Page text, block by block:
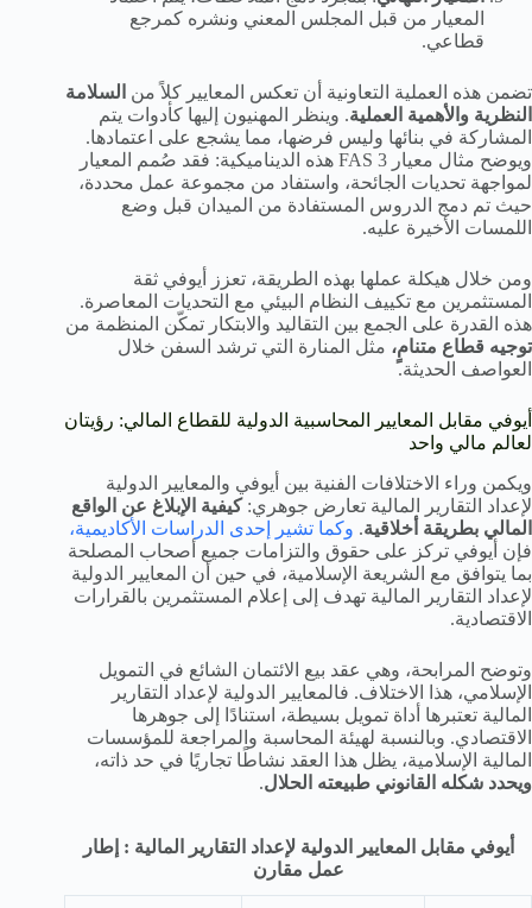
المعيار من قبل المجلس المعني ونشره كمرجع
قطاعي.
تضمن هذه العملية التعاونية أن تعكس المعايير كلاً من السلامة
النظرية والأهمية العملية. وينظر المهنيون إليها كأدوات يتم
المشاركة في بنائها وليس فرضها، مما يشجع على اعتمادها.
ويوضح مثال معيار FAS 3 هذه الديناميكية: فقد صُمم المعيار
لمواجهة تحديات الجائحة، واستفاد من مجموعة عمل محددة،
حيث تم دمج الدروس المستفادة من الميدان قبل وضع
اللمسات الأخيرة عليه.
ومن خلال هيكلة عملها بهذه الطريقة، تعزز أيوفي ثقة
المستثمرين مع تكييف النظام البيئي مع التحديات المعاصرة.
هذه القدرة على الجمع بين التقاليد والابتكار تمكّن المنظمة من
توجيه قطاع متنامٍ، مثل المنارة التي ترشد السفن خلال
العواصف الحديثة.
أيوفي مقابل المعايير المحاسبية الدولية للقطاع المالي: رؤيتان
لعالم مالي واحد
ويكمن وراء الاختلافات الفنية بين أيوفي والمعايير الدولية
لإعداد التقارير المالية تعارض جوهري:كيفية الإبلاغ عن الواقع
المالي بطريقة أخلاقية. وكما تشير إحدى الدراسات الأكاديمية،
فإن أيوفي تركز على حقوق والتزامات جميع أصحاب المصلحة
بما يتوافق مع الشريعة الإسلامية، في حين أن المعايير الدولية
لإعداد التقارير المالية تهدف إلى إعلام المستثمرين بالقرارات
الاقتصادية.
وتوضح المرابحة، وهي عقد بيع الائتمان الشائع في التمويل
الإسلامي، هذا الاختلاف. فالمعايير الدولية لإعداد التقارير
المالية تعتبرها أداة تمويل بسيطة، استنادًا إلى جوهرها
الاقتصادي. وبالنسبة لهيئة المحاسبة والمراجعة للمؤسسات
المالية الإسلامية، يظل هذا العقد نشاطًا تجاريًا في حد ذاته،
ويحدد شكله القانوني طبيعته الحلال.
أيوفي مقابل المعايير الدولية لإعداد التقارير المالية : إطار
عمل مقارن